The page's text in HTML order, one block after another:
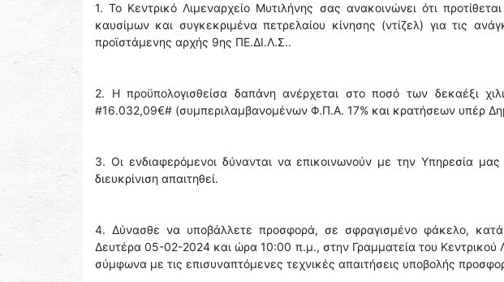
1. Το Κεντρικό Λιμεναρχείο Μυτιλήνης σας ανακοινώνει ότι
καυσίμων και συγκεκριμένα πετρελαίου κίνησης (ντίζελ) για τις
προϊστάμενης αρχής 9ης ΠΕ.ΔΙ.Λ.Σ..
2. Η προϋπολογισθείσα δαπάνη ανέρχεται στο ποσό των δεκαέξι
#16.032,09€# (συμπεριλαμβανομένων Φ.Π.Α. 17% και κρατήσεων υπέρ
3. Οι ενδιαφερόμενοι δύνανται να επικοινωνούν με την Υπηρεσία
διευκρίνιση απαιτηθεί.
4. Δύνασθε να υποβάλλετε προσφορά, σε σφραγισμένο φάκελο,
Δευτέρα 05-02-2024 και ώρα 10:00 π.μ., στην Γραμματεία του Κεντρικού
σύμφωνα με τις επισυναπτόμενες τεχνικές απαιτήσεις υποβολής